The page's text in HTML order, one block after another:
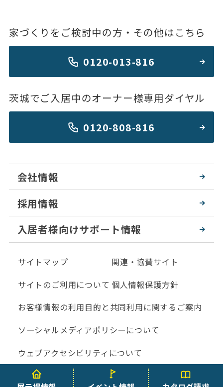
家づくりをご検討中の方・その他はこちら
0120-013-816
茨城でご入居中のオーナー様専用ダイヤル
0120-808-816
会社情報
採用情報
入居者様向けサポート情報
サイトマップ
関連・協賛サイト
サイトのご利用について 個人情報保護方針
お客様情報の利用目的と共同利用に関するご案内
ソーシャルメディアポリシーについて
ウェブアクセシビリティについて
COPYRIGHT IBARAKI SEKISUIHEIM CO., LTD All Rights Reserved.